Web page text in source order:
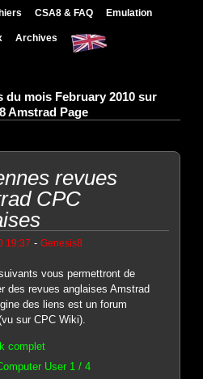
CSA8 & FAQ Emulation
Archives
du mois February 2010 sur
Amstrad Page
revues
CPC
19:37 - Genesis8
vous permettront de
des revues anglaises Amstrad
des liens est un forum
sur CPC Wiki).
complet
User 1 / 4